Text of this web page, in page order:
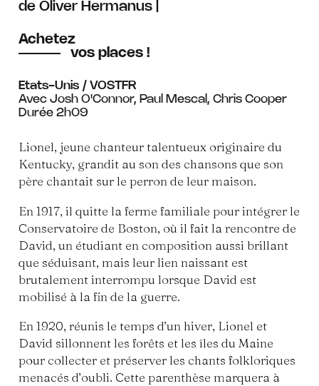
de Oliver Hermanus |
Achetez
vos places !
Etats-Unis / VOSTFR
Avec Josh O'Connor, Paul Mescal, Chris Cooper
Durée 2h09
Lionel, jeune chanteur talentueux originaire du
Kentucky, grandit au son des chansons que son
père chantait sur le perron de leur maison.
En 1917, il quitte la ferme familiale pour intégrer le
Conservatoire de Boston, où il fait la rencontre de
David, un étudiant en composition aussi brillant
que séduisant, mais leur lien naissant est
brutalement interrompu lorsque David est
mobilisé à la fin de la guerre.
En 1920, réunis le temps d’un hiver, Lionel et
David sillonnent les forêts et les îles du Maine
pour collecter et préserver les chants folkloriques
menacés d’oubli. Cette parenthèse marquera à